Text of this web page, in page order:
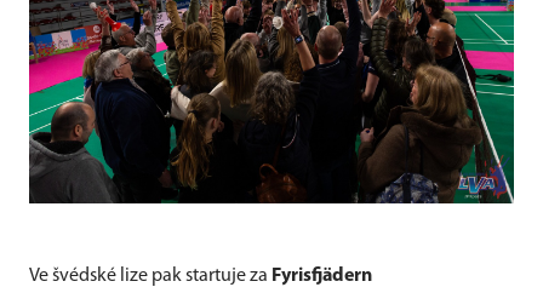
Ve švédské lize pak startuje za Fyrisfjädern